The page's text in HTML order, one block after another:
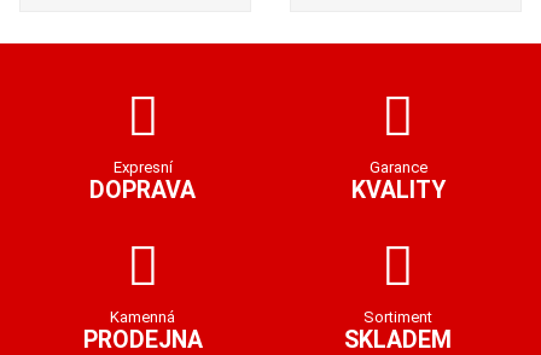
Expresní
DOPRAVA
Garance
KVALITY
Kamenná
PRODEJNA
Sortiment
SKLADEM